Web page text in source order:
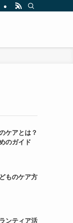
ケアとは？
のガイド
ものケア方
ンティア活